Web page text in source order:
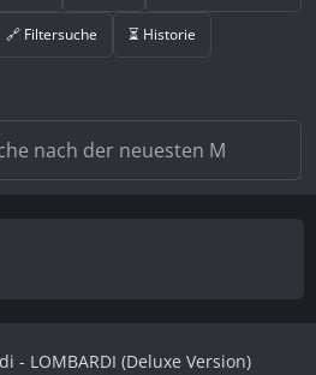
🔗 Filtersuche ⏳ Historie
- LOMBARDI (Deluxe Version)